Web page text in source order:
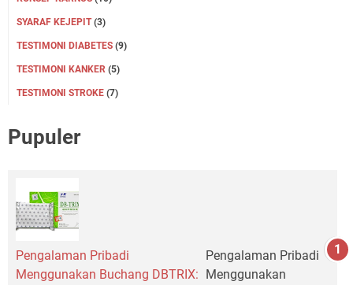
SYARAF KEJEPIT (3)
TESTIMONI DIABETES (9)
TESTIMONI KANKER (5)
TESTIMONI STROKE (7)
Pupuler
Pengalaman Pribadi
Menggunakan Buchang DBTRIX:
Pengalaman Pribadi
Menggunakan